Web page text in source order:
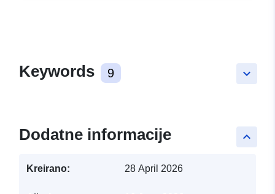
keyboard_arrow_down
Keywords 9
keyboard_arrow_up
Dodatne informacije
Kreirano: 28 April 2026